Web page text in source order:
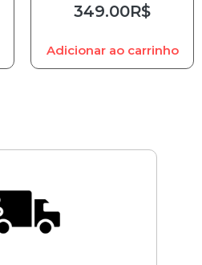
349.00R$
Adicionar ao carrinho